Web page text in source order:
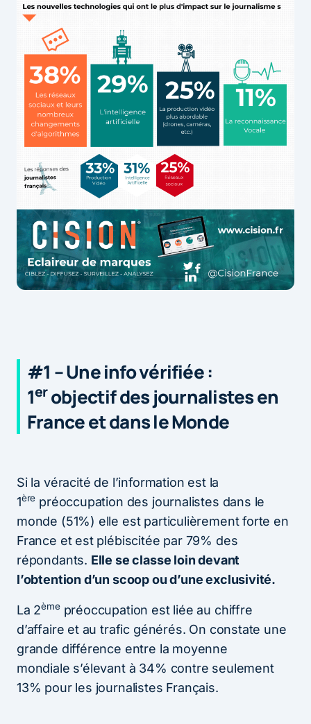
#1 – Une info vérifiée :
1erobjectif des journalistes en
France et dans le Monde
Si la véracité de l’information est la
1ère préoccupation des journalistes dans le
monde (51%) elle est particulièrement forte en
France et est plébiscitée par 79% des
répondants. Elle se classe loin devant
l’obtention d’un scoop ou d’une exclusivité.
La 2èmepréoccupation est liée au chiffre
d’affaire et au trafic générés. On constate une
grande différence entre la moyenne
mondiale s’élevant à 34% contre seulement
13% pour les journalistes Français.